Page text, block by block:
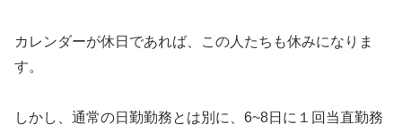
カレンダーが休日であれば、この人たちも休みになりま
す。
しかし、通常の日勤勤務とは別に、6~8日に１回当直勤務